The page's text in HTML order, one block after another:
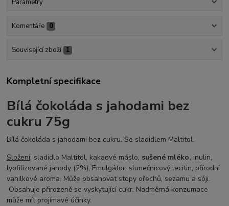
Parametry
Komentáře 0
Související zboží 1
Kompletní specifikace
Bílá čokoláda s jahodami bez
cukru 75g
Bílá čokoláda s jahodami bez cukru. Se sladidlem Maltitol.
Složení: sladidlo Maltitol, kakaové máslo, sušené mléko, inulin,
lyofilizované jahody (2%), Emulgátor: slunečnicový lecitin, přírodní
vanilkové aroma. Může obsahovat stopy ořechů, sezamu a sóji.
Obsahuje přirozeně se vyskytující cukr. Nadměrná konzumace
může mít projímavé účinky.